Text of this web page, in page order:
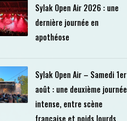
Sylak Open Air 2026 : une
dernière journée en
apothéose
Sylak Open Air – Samedi 1er
août : une deuxième journée
intense, entre scène
française et poids lourds